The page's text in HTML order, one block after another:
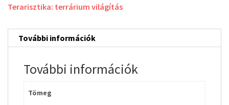
Terarisztika: terrárium világítás
További információk
További információk
Tömeg